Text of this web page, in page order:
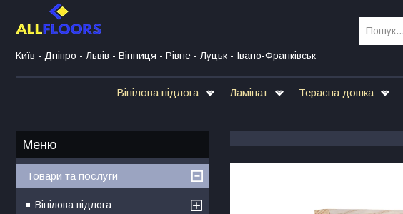
Київ - Дніпро - Львів - Вінниця - Рівне - Луцьк - Івано-Франківськ
Вінілова підлога Ламінат Терасна дошка
Товари та послуги
Вінілова підлога